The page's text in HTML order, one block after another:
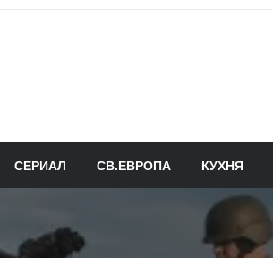
СЕРИАЛ СВ.ЕВРОПА КУХНЯ